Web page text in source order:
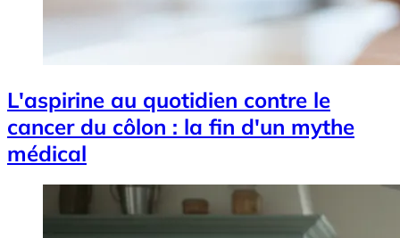
L'aspirine au quotidien contre le
cancer du côlon : la fin d'un mythe
médical